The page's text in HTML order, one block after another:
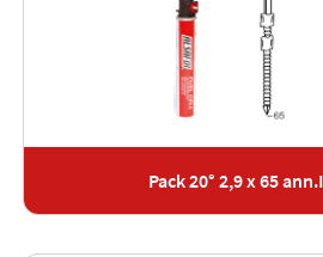
Pack 20° 2,9 x 65